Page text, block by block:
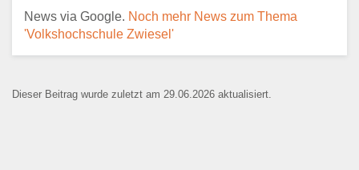
E-Mail*
News via Google. Noch mehr News zum Thema
'Volkshochschule Zwiesel'
Dieser Beitrag wurde zuletzt am 29.06.2026 aktualisiert.